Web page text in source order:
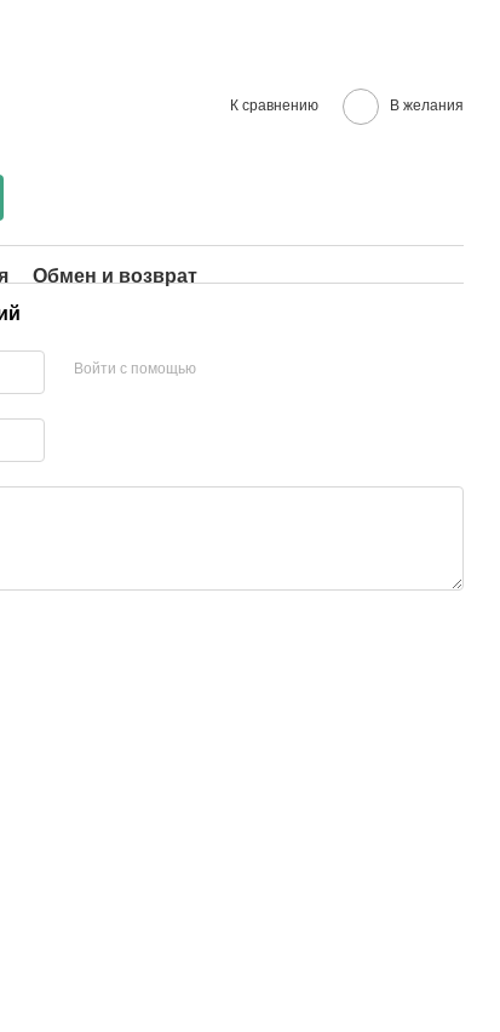
К сравнению В желания
Обмен и возврат
Войти с помощью